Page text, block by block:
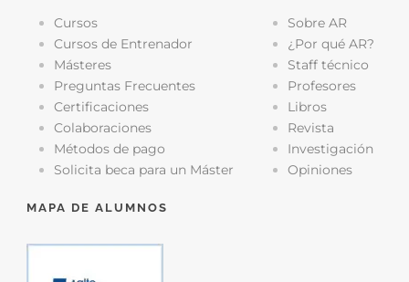
Cursos
Cursos de Entrenador
Másteres
Preguntas Frecuentes
Certificaciones
Colaboraciones
Métodos de pago
Solicita beca para un Máster
Sobre AR
¿Por qué AR?
Staff técnico
Profesores
Libros
Revista
Investigación
Opiniones
MAPA DE ALUMNOS